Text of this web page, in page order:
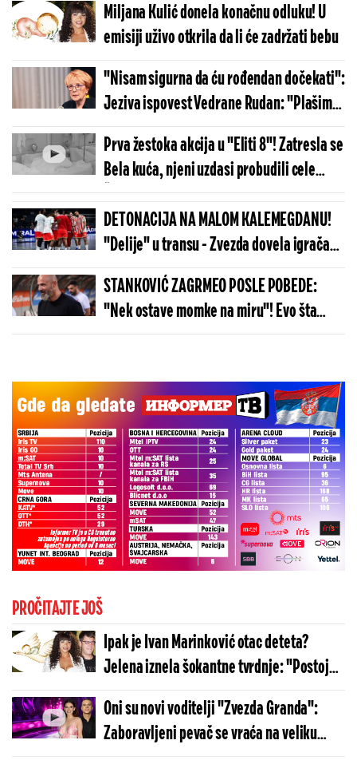
Miljana Kulić donela konačnu odluku! U
emisiji uživo otkrila da li će zadržati bebu
"Nisam sigurna da ću rođendan dočekati":
Jeziva ispovest Vedrane Rudan: "Plašim
se da umrem"
Prva žestoka akcija u "Eliti 8"! Zatresla se
Bela kuća, njeni uzdasi probudili cele
Šimanovce
DETONACIJA NA MALOM KALEMEGDANU!
"Delije" u transu - Zvezda dovela igrača
Real Madrida!
STANKOVIĆ ZAGRMEO POSLE POBEDE:
"Nek ostave momke na miru"! Evo šta
kaže o isključenju golmana!
PROČITAJTE JOŠ
Ipak je Ivan Marinković otac deteta?
Jelena iznela šokantne tvrdnje: "Postoje
poruke gde mi je rekao da Miljani kasni"
Oni su novi voditelji "Zvezda Granda":
Zaboravljeni pevač se vraća na veliku